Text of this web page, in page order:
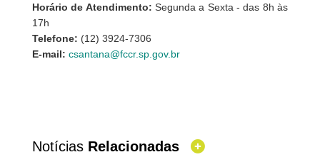
Horário de Atendimento: Segunda a Sexta - das 8h às
17h
Telefone: (12) 3924-7306
E-mail: csantana@fccr.sp.gov.br
Notícias Relacionadas